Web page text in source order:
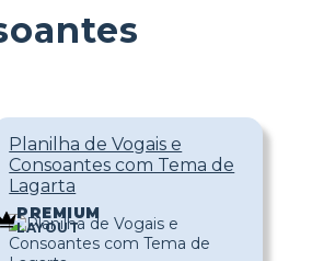
Planilha de Vogais e
Consoantes com Tema de
Lagarta
PREMIUM
LAYOUT